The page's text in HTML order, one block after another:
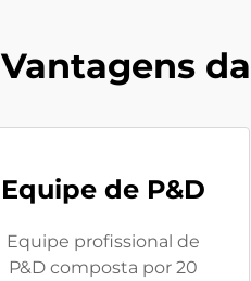
Vantagens
Equipe de P&D
Equipe profissional de
P&D composta por 20